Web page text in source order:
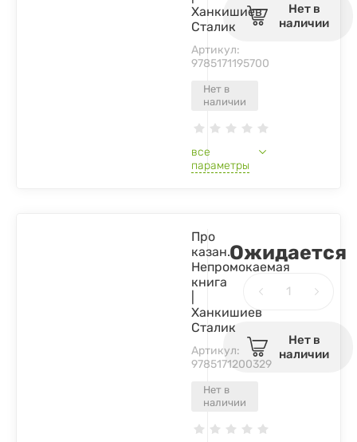
Нет в
наличии
Ханкишиев
Сталик
Артикул:
9785171195700
все
параметры
Нет в
наличии
Нет в
наличии
Про
казан.
Непромокаемая
книга
Ханкишиев
Сталик
Артикул:
9785171200329
Ожидается
Нет в
наличии